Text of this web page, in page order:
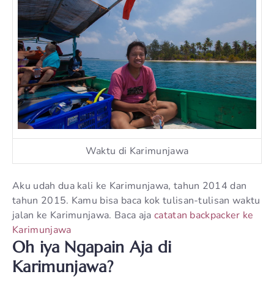
Waktu di Karimunjawa
Aku udah dua kali ke Karimunjawa, tahun 2014 dan
tahun 2015. Kamu bisa baca kok tulisan-tulisan waktu
jalan ke Karimunjawa. Baca aja catatan backpacker ke
Karimunjawa
Oh iya Ngapain Aja di
Karimunjawa?